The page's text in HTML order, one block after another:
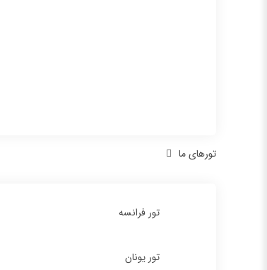
تورهای ما
تور فرانسه
تور یونان